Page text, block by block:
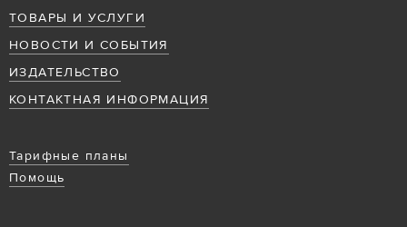
ТОВАРЫ И УСЛУГИ
НОВОСТИ И СОБЫТИЯ
ИЗДАТЕЛЬСТВО
КОНТАКТНАЯ ИНФОРМАЦИЯ
Тарифные планы
Помощь